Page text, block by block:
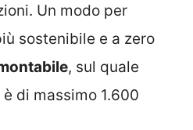
Un modo per
sostenibile e a zero
, sul quale
di massimo 1.600